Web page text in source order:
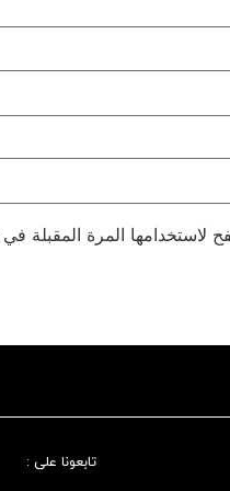
لاستخدامها المرة المقبلة في
تابعونا علی :